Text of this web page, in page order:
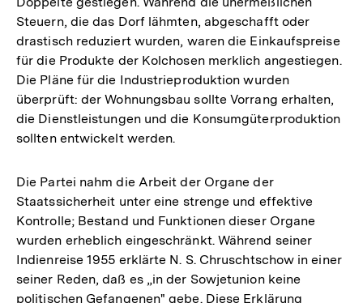
Steuern, die das Dorf lähmten, abgeschafft oder
drastisch reduziert wurden, waren die Einkaufspreise
für die Produkte der Kolchosen merklich angestiegen.
Die Pläne für die Industrieproduktion wurden
überprüft: der Wohnungsbau sollte Vorrang erhalten,
die Dienstleistungen und die Konsumgüterproduktion
sollten entwickelt werden.
Die Partei nahm die Arbeit der Organe der
Staatssicherheit unter eine strenge und effektive
Kontrolle; Bestand und Funktionen dieser Organe
wurden erheblich eingeschränkt. Während seiner
Indienreise 1955 erklärte N. S. Chruschtschow in einer
seiner Reden, daß es „in der Sowjetunion keine
politischen Gefangenen" gebe. Diese Erklärung